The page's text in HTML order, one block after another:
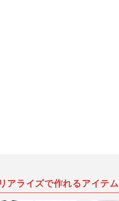
リアライズで作れるアイテム